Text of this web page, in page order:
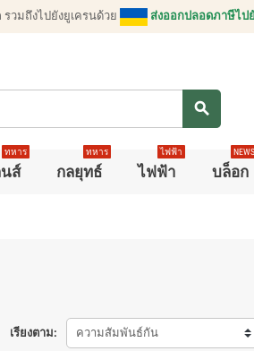
วมถึงไปยังยูเครนด้วย ส่งออกปลอดภาษีไป
search
นส์
ทหาร
กลยุทธ์
ทหาร
ไฟฟ้า
ไฟฟ้า
บล็อก
NEWS
เรียงตาม: ความสัมพันธ์กัน